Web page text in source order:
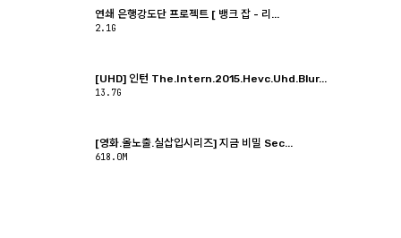
연쇄 은행강도단 프로젝트 [ 뱅크 잡 - 리...
2.1G
[UHD] 인턴 The.Intern.2015.Hevc.Uhd.Blur...
13.7G
[영화.올노출.실삽입시리즈] 지금 비밀 Sec...
618.0M